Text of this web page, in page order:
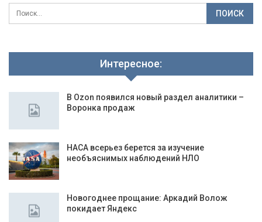
Интересное:
В Ozon появился новый раздел аналитики –
Воронка продаж
НАСА всерьез берется за изучение
необъяснимых наблюдений НЛО
Новогоднее прощание: Аркадий Волож
покидает Яндекс